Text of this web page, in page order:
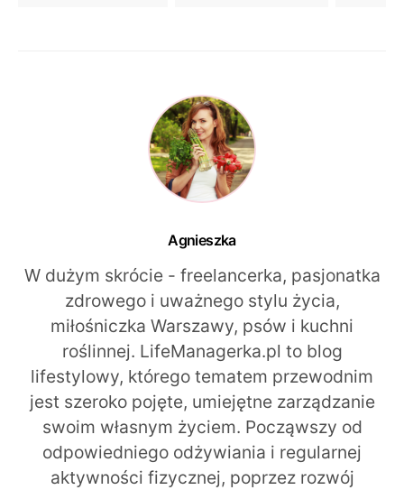
Agnieszka
W dużym skrócie - freelancerka, pasjonatka
zdrowego i uważnego stylu życia,
miłośniczka Warszawy, psów i kuchni
roślinnej. LifeManagerka.pl to blog
lifestylowy, którego tematem przewodnim
jest szeroko pojęte, umiejętne zarządzanie
swoim własnym życiem. Począwszy od
odpowiedniego odżywiania i regularnej
aktywności fizycznej, poprzez rozwój